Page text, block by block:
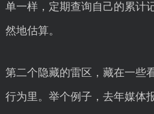
单一样，定期查询自己的累计
然地估算。
第二个隐藏的雷区，藏在一些
行为里。举个例子，去年媒体